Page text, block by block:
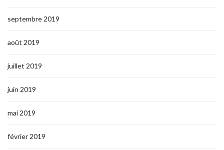
septembre 2019
août 2019
juillet 2019
juin 2019
mai 2019
février 2019